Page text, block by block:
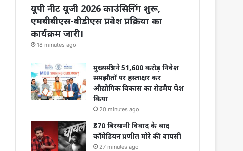
यूपी नीट यूजी 2026 काउंसिलिंग शुरू,
एमबीबीएस-बीडीएस प्रवेश प्रक्रिया का
कार्यक्रम जारी।
18 minutes ago
मुख्यमंत्री ने 51,600 करोड़ निवेश
समझौतों पर हस्ताक्षर कर
औद्योगिक विकास का रोडमैप पेश
किया
20 minutes ago
₹370 बिरयानी विवाद के बाद
कॉमेडियन प्रणीत मोरे की वापसी
27 minutes ago